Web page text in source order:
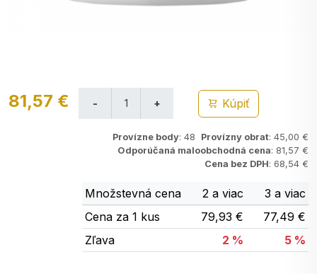
81,57 € Kúpiť
Provízne body: 48 Provízny obrat: 45,00 €
Odporúčaná maloobchodná cena: 81,57 €
Cena bez DPH: 68,54 €
Množstevná cena 2 a viac
3 a viac
Cena za 1 kus
79,93 €
77,49 €
Zľava
2 % 5 %